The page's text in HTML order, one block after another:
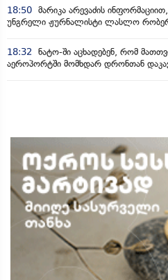
18:50 მარიკა არევაძის
უნგრელი ჟურნალისტი ლასლო რობერტ
18:32 ნატო-ში აცხადებენ, რომ
აეროპორტში მომხდარ დრონთან